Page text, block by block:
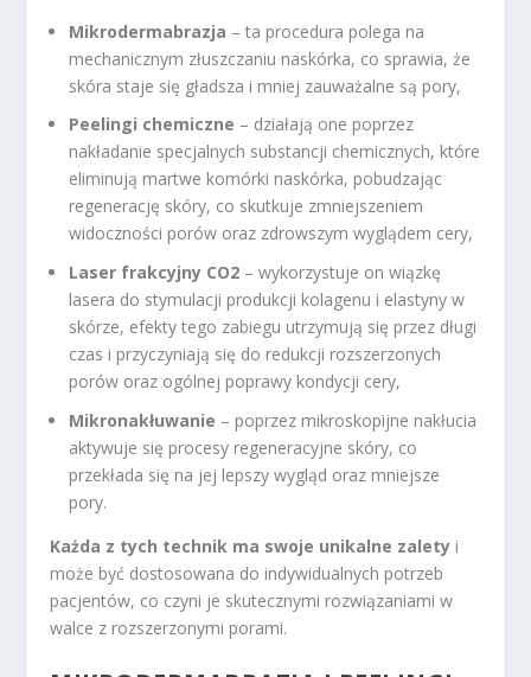
Mikrodermabrazja – ta procedura polega na
mechanicznym złuszczaniu naskórka, co sprawia, że
skóra staje się gładsza i mniej zauważalne są pory,
Peelingi chemiczne – działają one poprzez
nakładanie specjalnych substancji chemicznych, które
eliminują martwe komórki naskórka, pobudzając
regenerację skóry, co skutkuje zmniejszeniem
widoczności porów oraz zdrowszym wyglądem cery,
Laser frakcyjny CO2 – wykorzystuje on wiązkę
lasera do stymulacji produkcji kolagenu i elastyny w
skórze, efekty tego zabiegu utrzymują się przez długi
czas i przyczyniają się do redukcji rozszerzonych
porów oraz ogólnej poprawy kondycji cery,
Mikronakłuwanie – poprzez mikroskopijne nakłucia
aktywuje się procesy regeneracyjne skóry, co
przekłada się na jej lepszy wygląd oraz mniejsze
pory.
Każda z tych technik ma swoje unikalne zalety i
może być dostosowana do indywidualnych potrzeb
pacjentów, co czyni je skutecznymi rozwiązaniami w
walce z rozszerzonymi porami.